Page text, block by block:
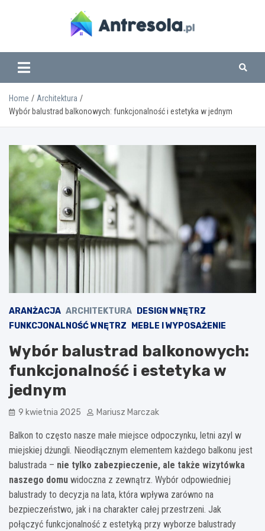
www.antresola.pl
Home
Architektura
Wybór balustrad balkonowych: funkcjonalność i estetyka w jednym
ARANŻACJA ARCHITEKTURA
DESIGN WNĘTRZ
FUNKCJONALNOŚĆ WNĘTRZ
MEBLE I WYPOSAŻENIE
Wybór balustrad balkonowych:
funkcjonalność i estetyka w
jednym
9 kwietnia 2025 Mariusz Marczak
Balkon to często nasze małe miejsce odpoczynku, letni azyl w
miejskiej dżungli. Nieodłącznym elementem każdego balkonu jest
balustrada – nie tylko zabezpieczenie, ale także wizytówka
naszego domu widoczna z zewnątrz. Wybór odpowiedniej
balustrady to decyzja na lata, która wpływa zarówno na
bezpieczeństwo, jak i na charakter całej przestrzeni. Jak
połączyć funkcjonalność z estetyką przy wyborze balustrady